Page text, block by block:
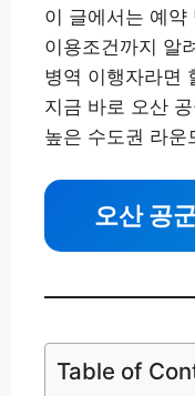
이 글에서는 예약
이용조건까지 알
병역 이행자라면
지금 바로 오산
높은 수도권 라운
오산 공
Table of